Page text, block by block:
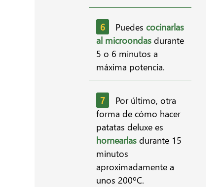
Puedes cocinarlas
al microondas durante
5 o 6 minutos a
máxima potencia.
Por último, otra
forma de cómo hacer
patatas deluxe es
hornearlas durante 15
minutos
aproximadamente a
unos 200ºC.